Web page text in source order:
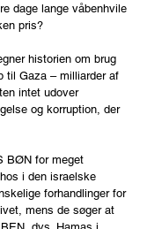
dage lange våbenhvile
pris?
historien om brug
Gaza – milliarder af
intet udover
og korruption, der
BØN for meget
i den israelske
forhandlinger for
mens de søger at